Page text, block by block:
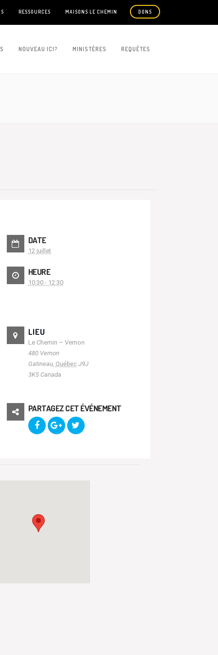
RESSOURCES MAISONS LE CHEMIN DONS
NOUVEAU ICI? MINISTÈRES REQUÊTES
DATE
12 juillet
HEURE
10:30 - 12:30
LIEU
Le Chemin – Vernon
480 Vernon
Gatineau, Québec J9J
3K5 Canada
PARTAGEZ CET ÉVÉNEMENT